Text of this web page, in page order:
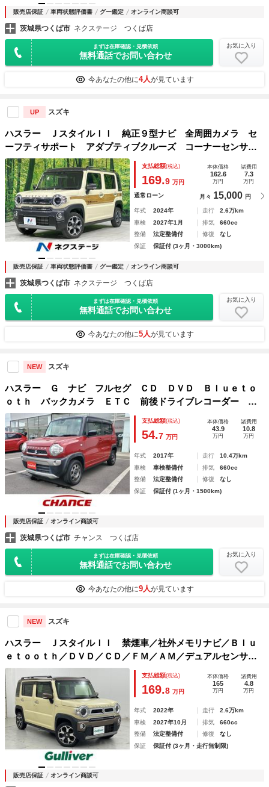
販売店保証 車両状態評価書 グー鑑定 オンライン商談可
茨城県つくば市 ネクステージ つくば店
まずは在庫確認・見積依頼
無料通話でお問い合わせ
お気に入り
今あなたの他に4人が見ています
UP スズキ
ハスラー ＪスタイルＩＩ 純正９型ナビ 全周囲カメラ セ
ーフティサポート アダプティブクルーズ コーナーセンサ
ー 前席シートヒーター スマートキー ＬＥＤヘッド ＥＴ
Ｃ 純正１５インチＡＷ ルーフレール Ｂｌｕｅｔｏｏｔｈ
接続
支払総額(税込)
169.9 万円
本体価格
162.6
万円
諸費用
7.3
万円
通常ローン 月々 15,000 円
年式 2024年 走行
2.6万km
車検
2027年1月 排気
660cc
整備
法定整備付 修復
なし
保証
保証付 (3ヶ月・3000km)
販売店保証 車両状態評価書 グー鑑定 オンライン商談可
茨城県つくば市 ネクステージ つくば店
まずは在庫確認・見積依頼
無料通話でお問い合わせ
お気に入り
今あなたの他に5人が見ています
NEW スズキ
ハスラー Ｇ ナビ フルセグ ＣＤ ＤＶＤ Ｂｌｕｅｔｏ
ｏｔｈ バックカメラ ＥＴＣ 前後ドライブレコーダー 前
席シートヒーター スマートキー
支払総額(税込)
54.7 万円
本体価格
43.9
万円
諸費用
10.8
万円
年式 2017年 走行
10.4万km
車検
車検整備付 排気
660cc
整備
法定整備付 修復
なし
保証
保証付 (1ヶ月・1500km)
販売店保証 オンライン商談可
茨城県つくば市 チャンス つくば店
まずは在庫確認・見積依頼
無料通話でお問い合わせ
お気に入り
今あなたの他に9人が見ています
NEW スズキ
ハスラー ＪスタイルＩＩ 禁煙車／社外メモリナビ／Ｂｌｕ
ｅｔｏｏｔｈ／ＤＶＤ／ＣＤ／ＦＭ／ＡＭ／デュアルセンサー
ブレーキサポート／シートヒーター／後方コーナーセンサー／
ＬＥＤオートヘッドライト／純正１５インチアルミホイール
支払総額(税込)
169.8 万円
本体価格
165
万円
諸費用
4.8
万円
年式 2022年 走行
2.6万km
車検
2027年10月 排気
660cc
整備
法定整備付 修復
なし
保証
保証付 (3ヶ月・走行無制限)
販売店保証 オンライン商談可